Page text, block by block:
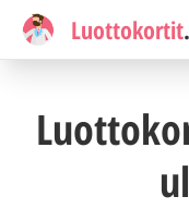
Luottokortit